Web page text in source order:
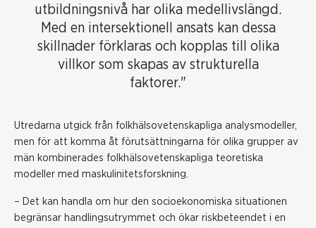
utbildningsnivå har olika medellivslängd.
Med en intersektionell ansats kan dessa
skillnader förklaras och kopplas till olika
villkor som skapas av strukturella
faktorer."
Utredarna utgick från folkhälsovetenskapliga analysmodeller,
men för att komma åt förutsättningarna för olika grupper av
män kombinerades folkhälsovetenskapliga teoretiska
modeller med maskulinitetsforskning.
– Det kan handla om hur den socioekonomiska situationen
begränsar handlingsutrymmet och ökar riskbeteendet i en